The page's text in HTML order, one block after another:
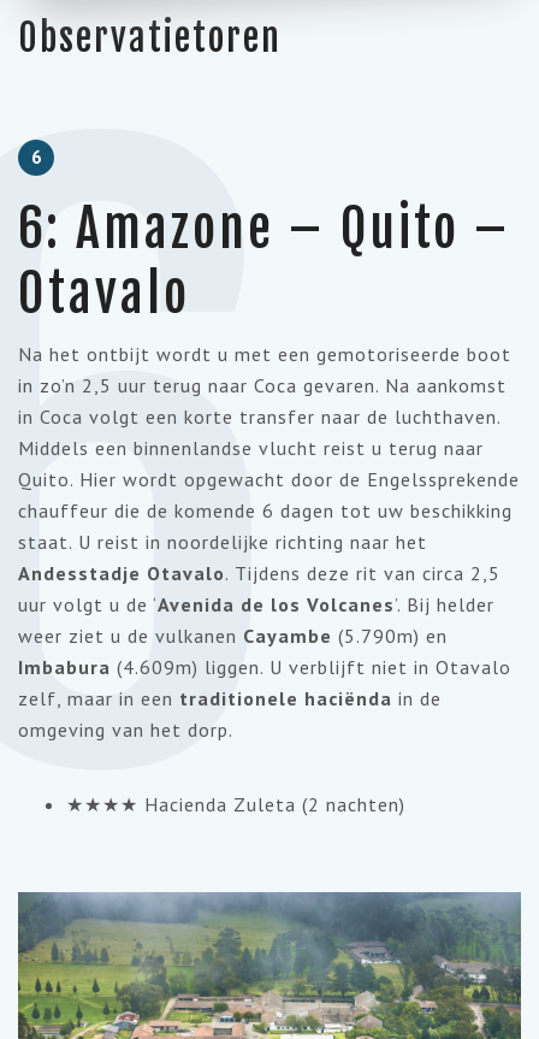
Observatietoren
6
6: Amazone – Quito –
Otavalo
Na het ontbijt wordt u met een gemotoriseerde boot
in zo’n 2,5 uur terug naar Coca gevaren. Na aankomst
in Coca volgt een korte transfer naar de luchthaven.
Middels een binnenlandse vlucht reist u terug naar
Quito. Hier wordt opgewacht door de Engelssprekende
chauffeur die de komende 6 dagen tot uw beschikking
staat. U reist in noordelijke richting naar het
Andesstadje Otavalo. Tijdens deze rit van circa 2,5
uur volgt u de ‘Avenida de los Volcanes’. Bij helder
weer ziet u de vulkanen Cayambe (5.790m) en
Imbabura (4.609m) liggen. U verblijft niet in Otavalo
zelf, maar in een traditionele haciënda in de
omgeving van het dorp.
★★★★ Hacienda Zuleta (2 nachten)